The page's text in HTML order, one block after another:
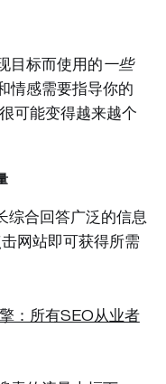
目标而使用的一些
情感需要指导你的
可能变得越来越个
综合回答广泛的信息
网站即可获得所需
：所有SEO从业者